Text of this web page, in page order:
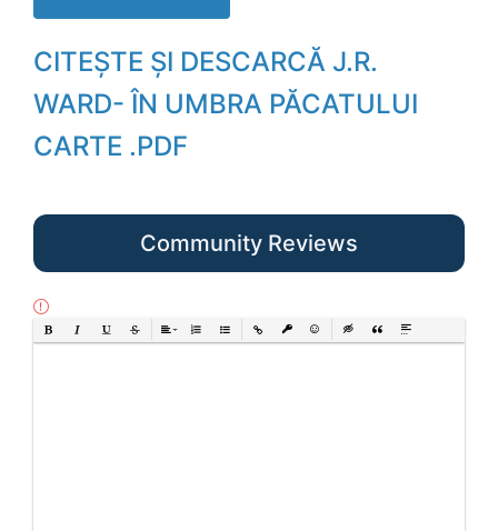
CITEȘTE ȘI DESCARCĂ J.R.
WARD- ÎN UMBRA PĂCATULUI
CARTE .PDF
Community Reviews
Bold Italic UnderlineStrikethrough
AlignOrdered List
Unordered List
Insert LinkInsert protected link
EmoticonsInsert hidden text
Insert Quote
Insert spoiler